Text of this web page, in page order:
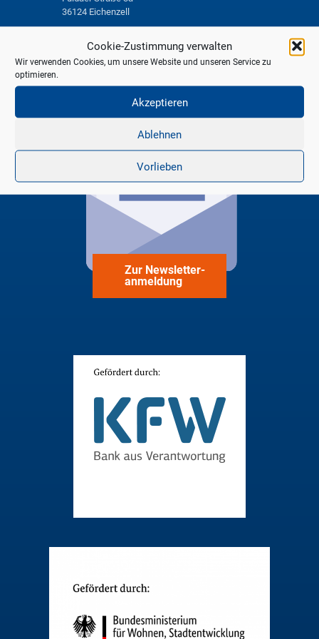
Cookie-Zustimmung verwalten
Wir verwenden Cookies, um unsere Website und unseren Service zu
optimieren.
Akzeptieren
Ablehnen
Vorlieben
36124 Eichenzell
smartcity@eichenzell.de
Zur Newsletter-
anmeldung